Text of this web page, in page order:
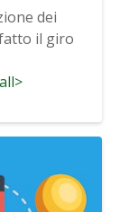
dei
il giro